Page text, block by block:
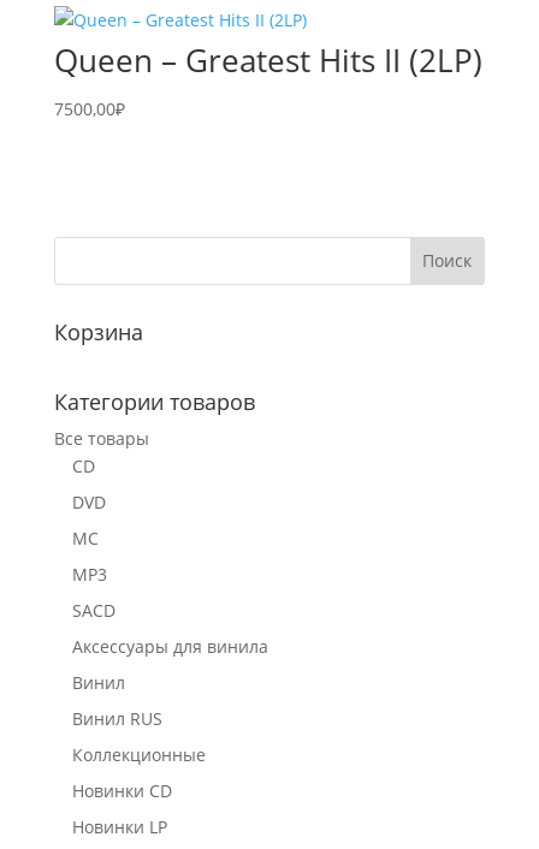
Queen – Greatest Hits II (2LP)
7500,00₽
Корзина
Категории товаров
Все товары
CD
DVD
MC
MP3
SACD
Аксессуары для винила
Винил
Винил RUS
Коллекционные
Новинки CD
Новинки LP